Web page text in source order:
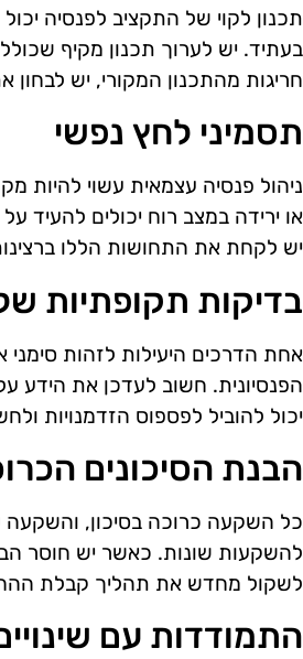
תכנון לקוי של התקציב לפנסיה
בעתיד. יש לערוך תכנון מקיף
חריגות מהתכנון המקורי, יש
תסמיני לחץ נפשי
ניהול פנסיה עצמאית עשוי להיות
או ירידה במצב רוח יכולים להעיד
יש לקחת את התחושות הללו
בדיקות תקופתיות
אחת הדרכים היעילות לזהות
הפנסיונית. חשוב לעדכן את הידע
יכול להוביל לפספוס הזדמנויות
הבנת הסיכונים
כל השקעה כרוכה בסיכון, והשקעה
להשקעות שונות. כאשר יש חוסר
לשקול מחדש את תהליך קבלת
התמודדות עם